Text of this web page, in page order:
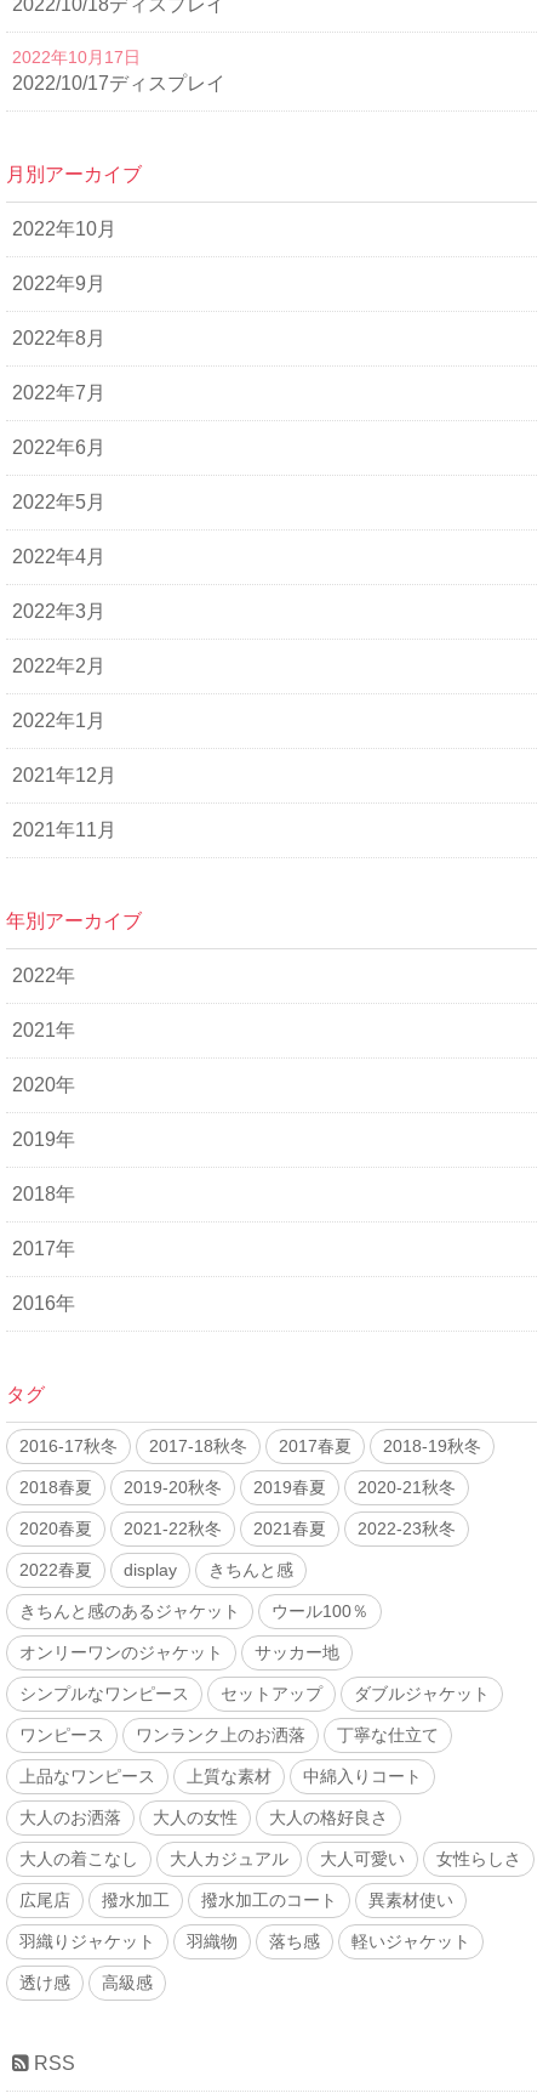
2022/10/18ディスプレイ
2022/10/17ディスプレイ
2022年10月17日
月別アーカイブ
2022年10月
2022年9月
2022年8月
2022年7月
2022年6月
2022年5月
2022年4月
2022年3月
2022年2月
2022年1月
2021年12月
2021年11月
年別アーカイブ
2022年
2021年
2020年
2019年
2018年
2017年
2016年
タグ
2016-17秋冬 2017-18秋冬 2017春夏 2018-19秋冬
2018春夏 2019-20秋冬 2019春夏 2020-21秋冬
2020春夏 2021-22秋冬 2021春夏 2022-23秋冬
2022春夏 display きちんと感
きちんと感のあるジャケット ウール100％
オンリーワンのジャケット サッカー地
シンプルなワンピース セットアップ ダブルジャケット
ワンピース ワンランク上のお洒落 丁寧な仕立て
上品なワンピース 上質な素材 中綿入りコート
大人のお洒落 大人の女性 大人の格好良さ
大人の着こなし 大人カジュアル 大人可愛い 女性らしさ
広尾店 撥水加工 撥水加工のコート 異素材使い
羽織りジャケット 羽織物 落ち感 軽いジャケット
透け感 高級感
RSS